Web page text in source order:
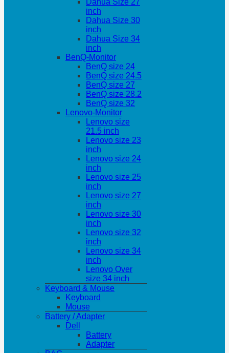
Dahua Size 27
inch
Dahua Size 30
inch
Dahua Size 34
inch
BenQ-Monitor
BenQ size 24
BenQ size 24.5
BenQ size 27
BenQ size 28.2
BenQ size 32
Lenovo-Monitor
Lenovo size
21.5 inch
Lenovo size 23
inch
Lenovo size 24
inch
Lenovo size 25
inch
Lenovo size 27
inch
Lenovo size 30
inch
Lenovo size 32
inch
Lenovo size 34
inch
Lenovo Over
size 34 inch
Keyboard & Mouse
Keyboard
Mouse
Battery / Adapter
Dell
Battery
Adapter